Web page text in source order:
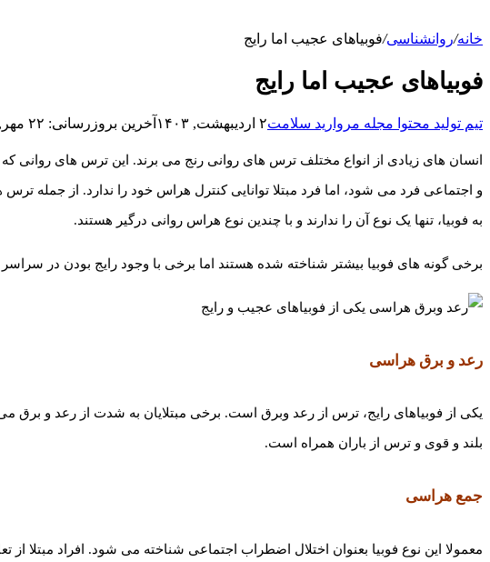
خانه/روانشناسی/فوبیاهای عجیب اما رایج
فوبیاهای عجیب اما رایج
تیم تولید محتوا مجله مروارید سلامت۲ اردیبهشت, ۱۴۰۳ آخرین بروزرسانی: ۲۲ مهر, ۱۴۰۳
انسان های زیادی از انواع مختلف ترس های روانی رنج می برند. این ترس های روانی
به فوبیا، تنها یک نوع آن را ندارند و با چندین نوع هراس روانی درگیر هستند.
برخی گونه های فوبیا بیشتر شناخته شده هستند اما برخی با وجود رایج بودن در سراسر جهان، کمتر شناخته شده هستند. در
رعد و برق هراسی
یکی از فوبیاهای رایج، ترس از رعد وبرق است. برخی مبتلایان به شدت از رعد و
بلند و قوی و ترس از باران همراه است.
جمع‌ هراسی
معمولا این نوع فوبیا بعنوان اختلال اضطراب اجتماعی شناخته می شود. افراد مبتلا